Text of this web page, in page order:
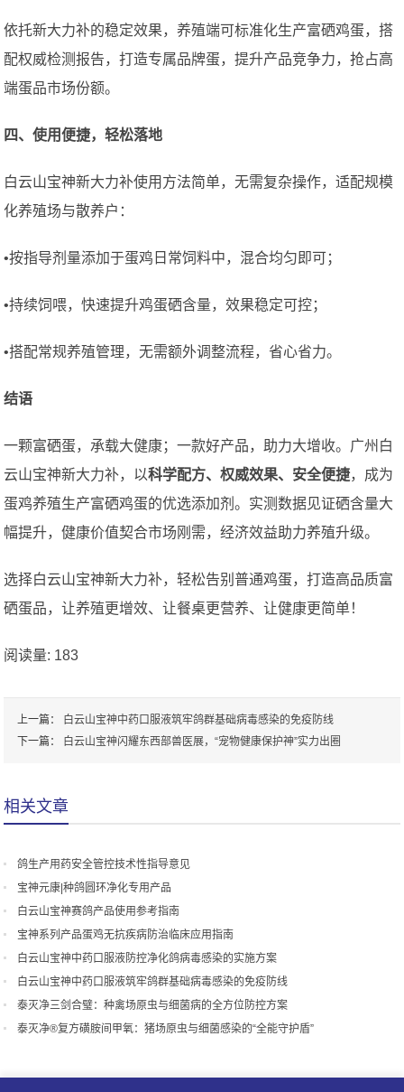
依托新大力补的稳定效果，养殖端可标准化生产富硒鸡蛋，搭
配权威检测报告，打造专属品牌蛋，提升产品竞争力，抢占高
端蛋品市场份额。
四、使用便捷，轻松落地
白云山宝神新大力补使用方法简单，无需复杂操作，适配规模
化养殖场与散养户：
•按指导剂量添加于蛋鸡日常饲料中，混合均匀即可；
•持续饲喂，快速提升鸡蛋硒含量，效果稳定可控；
•搭配常规养殖管理，无需额外调整流程，省心省力。
结语
一颗富硒蛋，承载大健康；一款好产品，助力大增收。广州白
云山宝神新大力补，以科学配方、权威效果、安全便捷，成为
蛋鸡养殖生产富硒鸡蛋的优选添加剂。实测数据见证硒含量大
幅提升，健康价值契合市场刚需，经济效益助力养殖升级。
选择白云山宝神新大力补，轻松告别普通鸡蛋，打造高品质富
硒蛋品，让养殖更增效、让餐桌更营养、让健康更简单！
阅读量: 183
上一篇： 白云山宝神中药口服液筑牢鸽群基础病毒感染的免疫防线
下一篇： 白云山宝神闪耀东西部兽医展，“宠物健康保护神”实力出圈
相关文章
鸽生产用药安全管控技术性指导意见
宝神元康|种鸽圆环净化专用产品
白云山宝神赛鸽产品使用参考指南
宝神系列产品蛋鸡无抗疾病防治临床应用指南
白云山宝神中药口服液防控净化鸽病毒感染的实施方案
白云山宝神中药口服液筑牢鸽群基础病毒感染的免疫防线
泰灭净三剑合璧：种禽场原虫与细菌病的全方位防控方案
泰灭净®复方磺胺间甲氧：猪场原虫与细菌感染的“全能守护盾”